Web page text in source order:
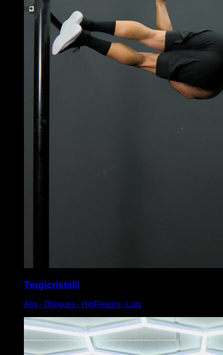
Tergicristalli
Abs ∙ Obliques ∙ HipFlexors ∙ Lats